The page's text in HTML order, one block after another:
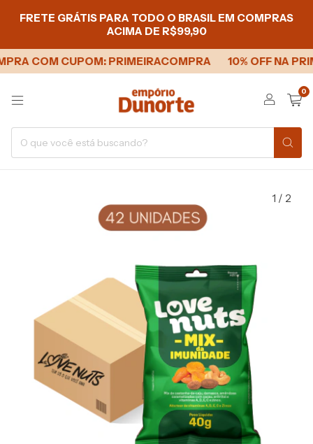
FRETE GRÁTIS PARA TODO O BRASIL EM COMPRAS
ACIMA DE R$99,90
COM CUPOM: PRIMEIRACOMPRA 10% OFF NA
0
1 / 2